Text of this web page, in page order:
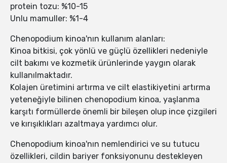
protein tozu: %10-15
Unlu mamuller: %1-4
Chenopodium kinoa'nın kullanım alanları:
Kinoa bitkisi, çok yönlü ve güçlü özellikleri nedeniyle
cilt bakımı ve kozmetik ürünlerinde yaygın olarak
kullanılmaktadır.
Kolajen üretimini artırma ve cilt elastikiyetini artırma
yeteneğiyle bilinen chenopodium kinoa, yaşlanma
karşıtı formüllerde önemli bir bileşen olup ince çizgileri
ve kırışıklıkları azaltmaya yardımcı olur.
Chenopodium kinoa'nın nemlendirici ve su tutucu
özellikleri, cildin bariyer fonksiyonunu destekleyen